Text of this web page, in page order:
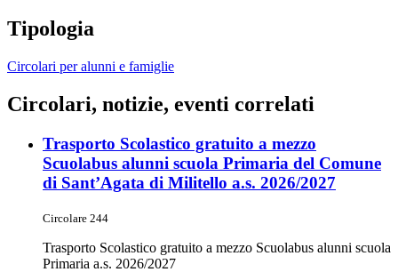
Tipologia
Circolari per alunni e famiglie
Circolari, notizie, eventi correlati
Trasporto Scolastico gratuito a mezzo
Scuolabus alunni scuola Primaria del Comune
di Sant’Agata di Militello a.s. 2026/2027
Circolare 244
Trasporto Scolastico gratuito a mezzo Scuolabus alunni scuola
Primaria a.s. 2026/2027